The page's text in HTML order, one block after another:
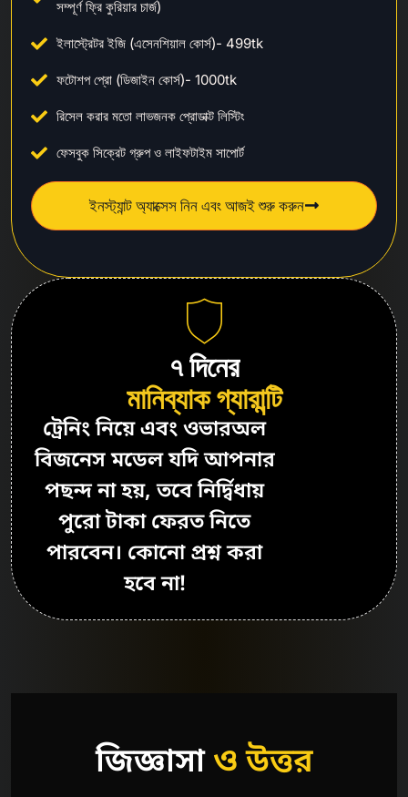
সম্পূর্ণ ফ্রি কুরিয়ার চার্জ)
ইলাস্ট্রেটর ইজি (এসেনশিয়াল কোর্স)- 499tk
ফটোশপ প্রো (ডিজাইন কোর্স)- 1000tk
রিসেল করার মতো লাভজনক প্রোডাক্ট লিস্টিং
ফেসবুক সিক্রেট গ্রুপ ও লাইফটাইম সাপোর্ট
ইনস্ট্যান্ট অ্যাক্সেস নিন এবং আজই শুরু করুন
৭ দিনের
মানিব্যাক গ্যারান্টি
ট্রেনিং নিয়ে এবং ওভারঅল
বিজনেস মডেল যদি আপনার
পছন্দ না হয়, তবে নির্দ্বিধায়
পুরো টাকা ফেরত নিতে
পারবেন। কোনো প্রশ্ন করা
হবে না!
জিজ্ঞাসাও উত্তর